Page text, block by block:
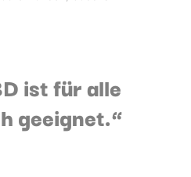
ist für alle
geeignet.“